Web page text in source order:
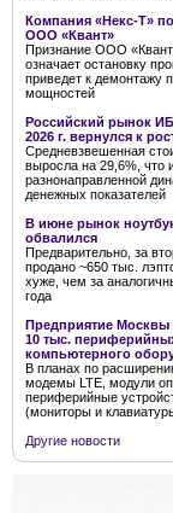
Компания «Некс-Т»
ООО «Квант»
Признание ООО
означает остановку
приведет к демонтажу
мощностей
Российский рынок
2026 г. вернулся к
Средневзвешенная
выросла на 29,6%, что
разнонаправленной
денежных показателей
В июне рынок
обвалился
Предварительно, за
продано ~650 тыс.
хуже, чем за
года
Предприятие
10 тыс.
компьютерного
В планах по
модемы LTE, модули
периферийные
(мониторы и
Другие новости